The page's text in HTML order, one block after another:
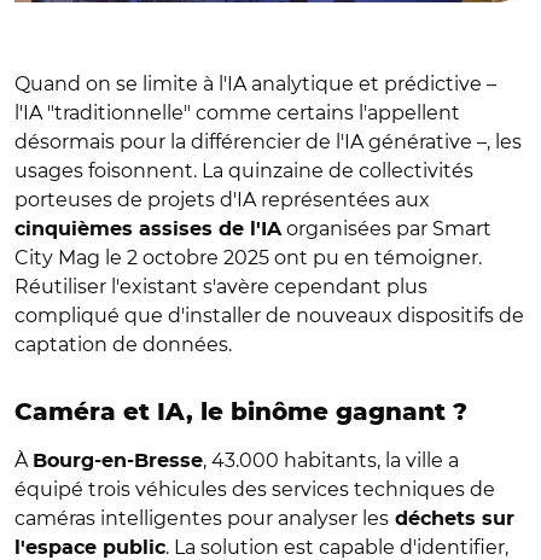
Quand on se limite à l'IA analytique et prédictive –
l'IA "traditionnelle" comme certains l'appellent
désormais pour la différencier de l'IA générative –, les
usages foisonnent. La quinzaine de collectivités
porteuses de projets d'IA représentées aux
cinquièmes assises de l'IA organisées par Smart
City Mag le 2 octobre 2025 ont pu en témoigner.
Réutiliser l'existant s'avère cependant plus
compliqué que d'installer de nouveaux dispositifs de
captation de données.
Caméra et IA, le binôme gagnant ?
À Bourg-en-Bresse, 43.000 habitants, la ville a
équipé trois véhicules des services techniques de
caméras intelligentes pour analyser les déchets sur
l'espace public. La solution est capable d'identifier,